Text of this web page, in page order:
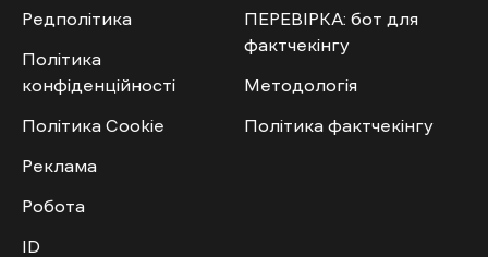
Редполітика
Політика
конфіденційності
Політика Cookie
Реклама
Робота
ID
ПЕРЕВІРКА: бот для
фактчекінгу
Методологія
Політика фактчекінгу